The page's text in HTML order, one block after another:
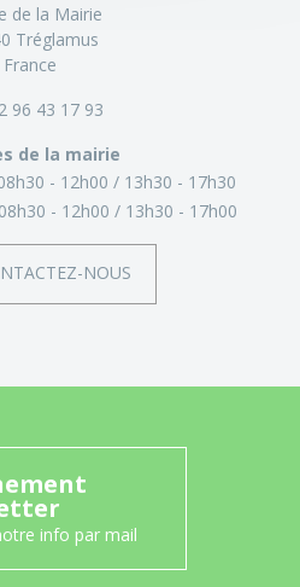
de la Mairie
Tréglamus
France
96 43 17 93
de la mairie
- 12h00
13h30 - 17h30
08h30 - 12h00 13h30 - 17h00
NOUS
info par mail